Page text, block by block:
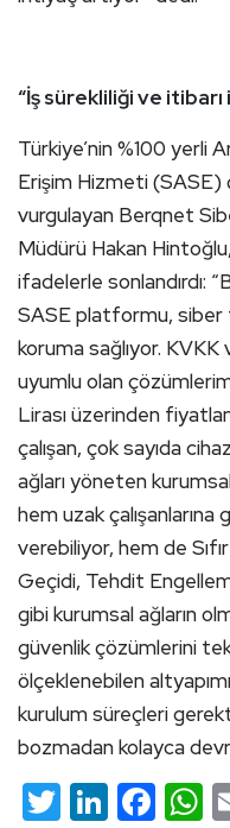
“İş sürekliliği ve
Türkiye’nin %100 yerli
Erişim Hizmeti (SASE)
vurgulayan Berqnet
Müdürü Hakan
ifadelerle sonlandırdı:
SASE platformu, siber
koruma sağlıyor. KVKK
uyumlu olan
Lirası üzerinden
çalışan, çok sayıda
ağları yöneten
hem uzak
verebiliyor, hem de
Geçidi, Tehdit
gibi kurumsal ağların
güvenlik çözümlerini
ölçeklenebilen
kurulum süreçleri
bozmadan kolayca
Twitter